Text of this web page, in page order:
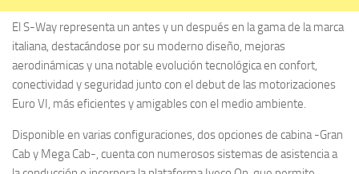
El S-Way representa un antes y un después en la gama de la marca
italiana, destacándose por su moderno diseño, mejoras
aerodinámicas y una notable evolución tecnológica en confort,
conectividad y seguridad junto con el debut de las motorizaciones
Euro VI, más eficientes y amigables con el medio ambiente.
Disponible en varias configuraciones, dos opciones de cabina -Gran
Cab y Mega Cab-, cuenta con numerosos sistemas de asistencia a